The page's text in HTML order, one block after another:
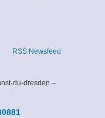
RSS Newsfeed
du-dresden –